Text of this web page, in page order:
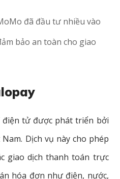
đã đầu tư nhiều vào
bảo an toàn cho giao
điện tử được phát triển bởi
Dịch vụ này cho phép
giao dịch thanh toán trực
hóa đơn như điện, nước,